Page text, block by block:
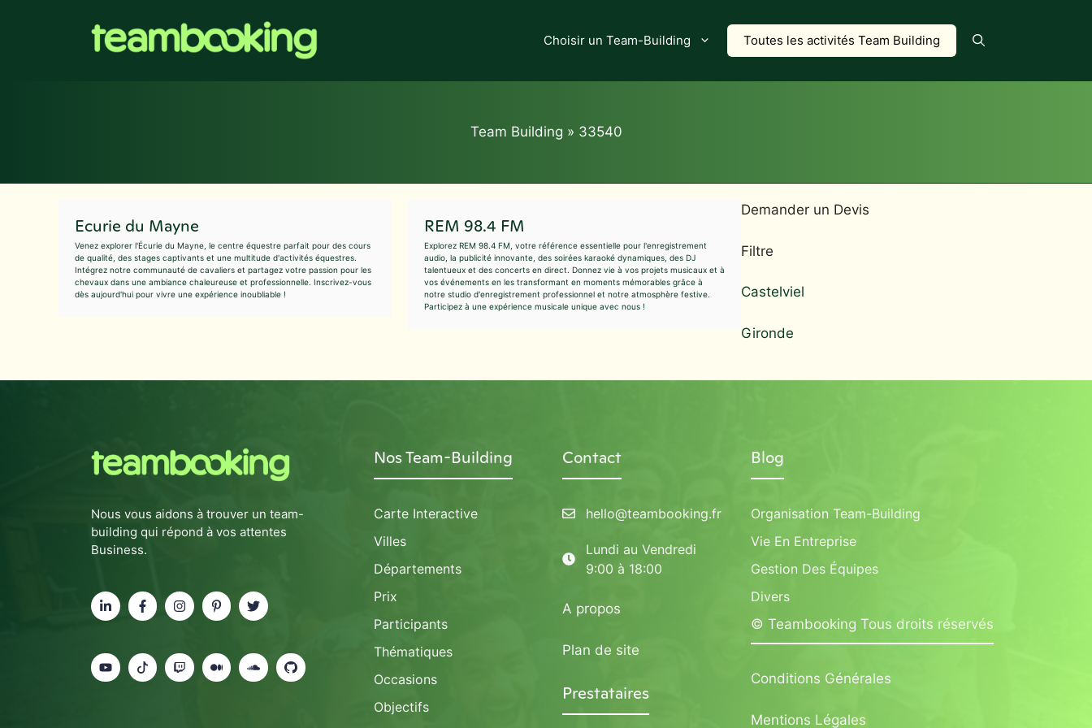
Choisir un Team-Building Toutes les activités Team Building
Team Building » 33540
Ecurie du Mayne
Venez explorer l'Écurie du Mayne, le centre équestre parfait pour des cours
de qualité, des stages captivants et une multitude d'activités équestres.
Intégrez notre communauté de cavaliers et partagez votre passion pour les
chevaux dans une ambiance chaleureuse et professionnelle. Inscrivez-vous
dès aujourd'hui pour vivre une expérience inoubliable !
REM 98.4 FM
Explorez REM 98.4 FM, votre référence essentielle pour l'enregistrement
audio, la publicité innovante, des soirées karaoké dynamiques, des DJ
talentueux et des concerts en direct. Donnez vie à vos projets musicaux et à
vos événements en les transformant en moments mémorables grâce à
notre studio d'enregistrement professionnel et notre atmosphère festive.
Participez à une expérience musicale unique avec nous !
Demander un Devis
Filtre
Castelviel
Gironde
Nous vous aidons à trouver un team-
building qui répond à vos attentes
Business.
Nos Team-Building
Carte Interactive
Villes
Départements
Prix
Participants
Thématiques
Occasions
Objectifs
Contact
hello@teambooking.fr
Lundi au Vendredi
9:00 à 18:00
A propos
Plan de site
Prestataires
Blog
Organisation Team-Building
Vie En Entreprise
Gestion Des Équipes
Divers
© Teambooking Tous droits réservés
Conditions Générales
Mentions Légales